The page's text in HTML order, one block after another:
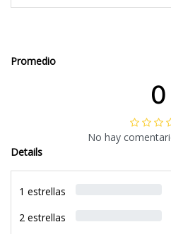
Promedio
0
No hay
Details
1 estrellas
2 estrellas